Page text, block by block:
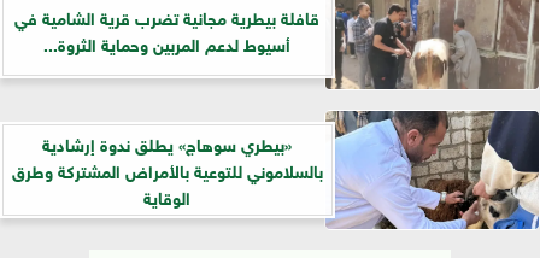
قافلة بيطرية مجانية تضرب قرية الشامية في
أسيوط لدعم المربين وحماية الثروة...
«بيطري سوهاج» يطلق ندوة إرشادية
بالسلاموني للتوعية بالأمراض المشتركة وطرق
الوقاية